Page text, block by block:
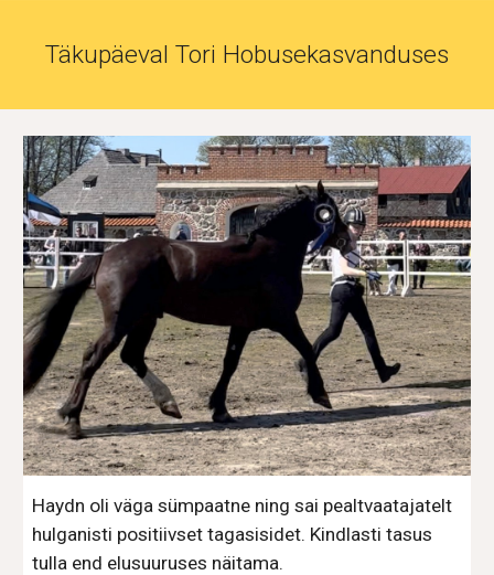
Täkupäeval Tori Hobusekasvanduses
Haydn oli väga sümpaatne ning sai pealtvaatajatelt
hulganisti positiivset tagasisidet. Kindlasti tasus
tulla end elusuuruses näitama.